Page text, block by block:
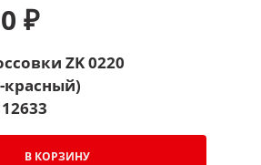
₽
ZK 0220
12633
В КОРЗИНУ